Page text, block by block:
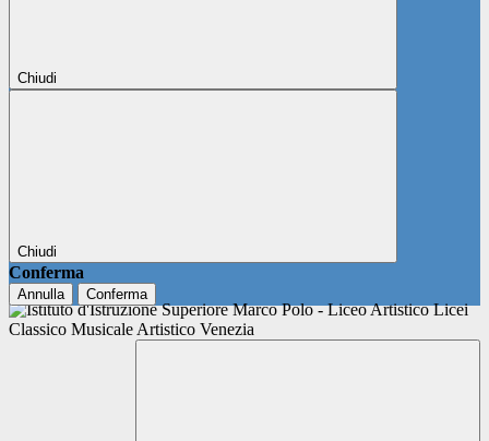
Chiudi
Chiudi
Conferma
Annulla Conferma